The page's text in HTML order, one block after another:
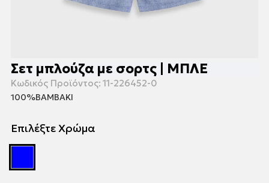
Σετ μπλούζα με σορτς | ΜΠΛΕ
Κωδικός Προϊόντος: 11-226452-0
100%ΒΑΜΒΑΚΙ
Επιλέξτε Χρώμα